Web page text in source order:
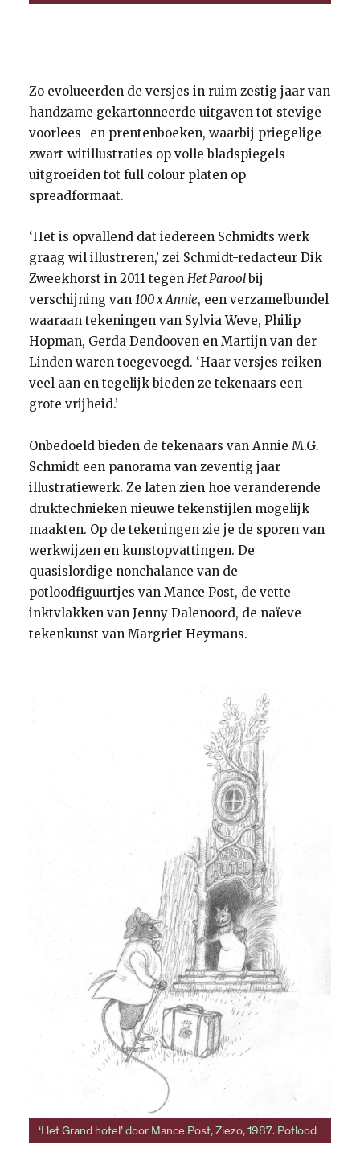
Zo evolueerden de versjes in ruim zestig jaar van
handzame gekartonneerde uitgaven tot stevige
voorlees- en prentenboeken, waarbij priegelige
zwart-witillustraties op volle bladspiegels
uitgroeiden tot full colour platen op
spreadformaat.
‘Het is opvallend dat iedereen Schmidts werk
graag wil illustreren,’ zei Schmidt-redacteur Dik
Zweekhorst in 2011 tegen Het Paroolbij
verschijning van 100 x Annie, een verzamelbundel
waaraan tekeningen van Sylvia Weve, Philip
Hopman, Gerda Dendooven en Martijn van der
Linden waren toegevoegd. ‘Haar versjes reiken
veel aan en tegelijk bieden ze tekenaars een
grote vrijheid.’
Onbedoeld bieden de tekenaars van Annie M.G.
Schmidt een panorama van zeventig jaar
illustratiewerk. Ze laten zien hoe veranderende
druktechnieken nieuwe tekenstijlen mogelijk
maakten. Op de tekeningen zie je de sporen van
werkwijzen en kunstopvattingen. De
quasislordige nonchalance van de
potloodfiguurtjes van Mance Post, de vette
inktvlakken van Jenny Dalenoord, de naïeve
tekenkunst van Margriet Heymans.
‘Het Grand hotel’ door Mance Post, Ziezo, 1987. Potlood